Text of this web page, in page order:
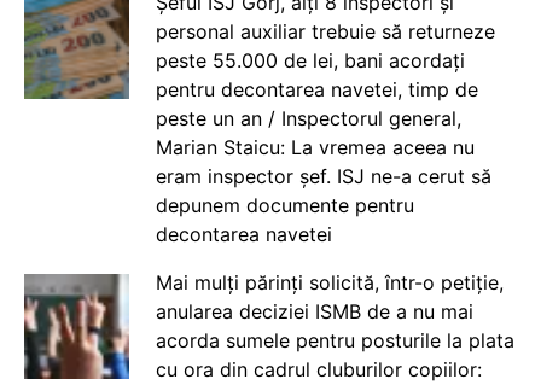
personal auxiliar trebuie să returneze
peste 55.000 de lei, bani acordați
pentru decontarea navetei, timp de
peste un an / Inspectorul general,
Marian Staicu: La vremea aceea nu
eram inspector șef. ISJ ne-a cerut să
depunem documente pentru
decontarea navetei
Mai mulți părinți solicită, într-o petiție,
anularea deciziei ISMB de a nu mai
acorda sumele pentru posturile la plata
cu ora din cadrul cluburilor copiilor: